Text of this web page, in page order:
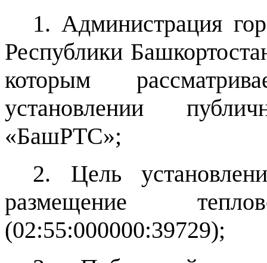
1. Администрация
Республики
которым
установлении
«БашРТС»;
2. Цель
размещение
(02:55:000000:39729);